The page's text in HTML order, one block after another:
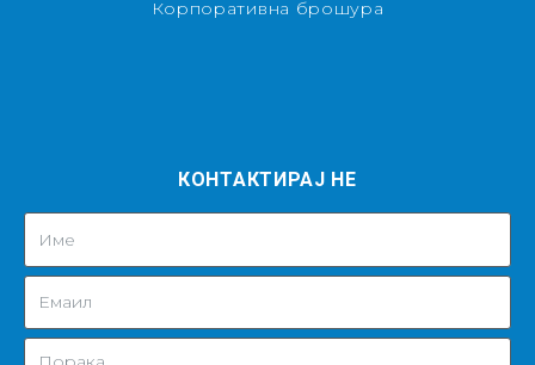
Корпоративна брошура
КОНТАКТИРАЈ НЕ